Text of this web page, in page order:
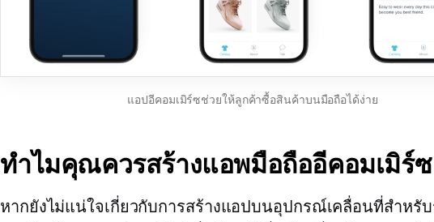
แอปอีคอมเมิร์ซช่วยให้ลูกค้าซื้อสินค้าบนมือถือได้ง่าย
ทำไมคุณควรสร้างแอพมือถืออีคอมเมิร์ซ
หากยังไม่แน่ใจเกี่ยวกับการสร้างแอปบนอุปกรณ์เคลื่อนที่สำหรั